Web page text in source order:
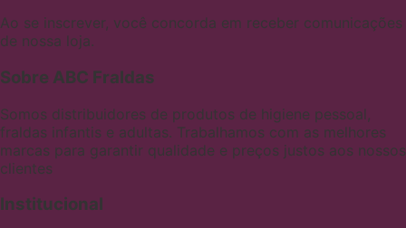
Ao se inscrever, você concorda em receber comunicações
de nossa loja.
Sobre ABC Fraldas
Somos distribuidores de produtos de higiene pessoal,
fraldas infantis e adultas. Trabalhamos com as melhores
marcas para garantir qualidade e preços justos aos nossos
clientes
Institucional